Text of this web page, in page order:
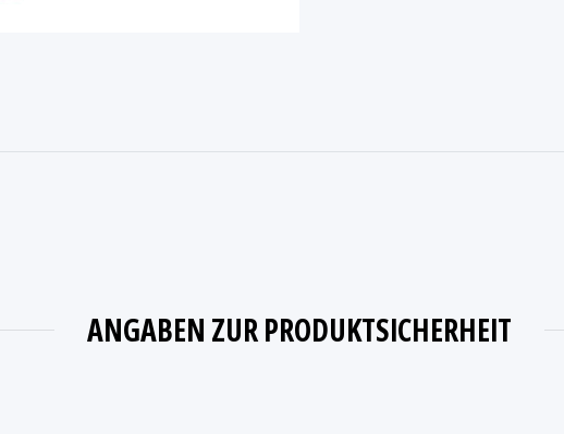
ANGABEN ZUR PRODUKTSICHERHEIT